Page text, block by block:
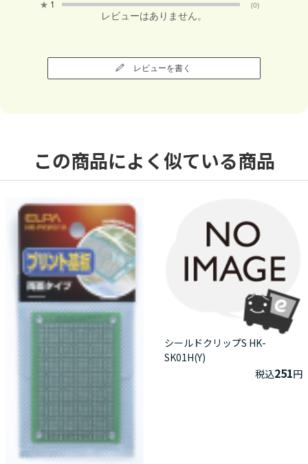
★ 1 (0)
レビューはありません。
レビューを書く
この商品によく似ている商品
シールドクリップS HK-
SK01H(Y)
税込251円